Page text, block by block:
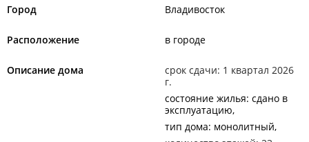
свободной планировки площадью от 25 до 117 м².
теплые лоджии с панорамным витражным остеклением, в
Современный проект благоустройства включает детские
игровые и спортивные площадки, гриль-зоны, памп-трек,
площадку для выгула питомцев, более 3 км прогулочных
маршрутов, видовую площадку и зону воркаут. Площадь
Город Владивосток
Расположение в городе
Описание дома
срок сдачи: 1 квартал 2026
г.
состояние жилья: сдано в
эксплуатацию
тип дома: монолитный